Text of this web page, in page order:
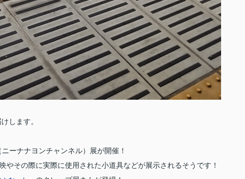
します。
ーナナヨンチャンネル）展が開催！
やその際に実際に使用された小道具などが展示されるそうです！